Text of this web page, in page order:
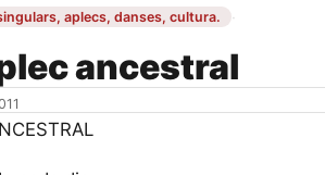
aplecs, danses, cultura. ·
ancestral